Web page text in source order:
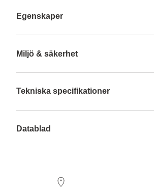
Egenskaper
Miljö & säkerhet
Tekniska specifikationer
Datablad